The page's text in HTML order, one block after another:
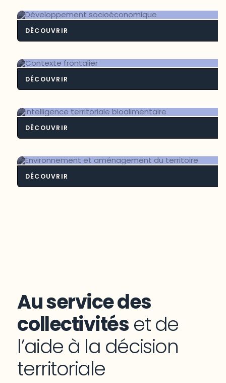
DÉCOUVRIR
DÉCOUVRIR
DÉCOUVRIR
DÉCOUVRIR
Au service des
collectivités et de
l’aide à la décision
territoriale